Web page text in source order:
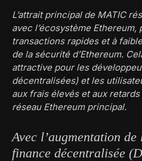
L’attrait principal de MATIC
avec l’écosystème Ethereum,
transactions rapides et à
de la sécurité d’Ethereum.
attractive pour les
décentralisées) et les
aux frais élevés et aux
réseau Ethereum principal.
Avec l’augmentation
finance décentralisée